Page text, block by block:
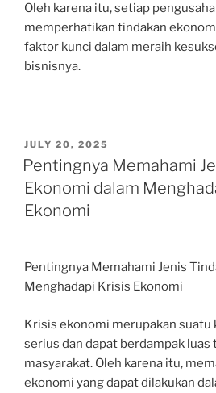
Oleh karena itu, setiap
memperhatikan tindakan
faktor kunci dalam meraih
bisnisnya.
POSTED
ON
JULY 20, 2025
Pentingnya Memahami
Ekonomi dalam
Ekonomi
Pentingnya Memahami Jenis
Menghadapi Krisis Ekonomi
Krisis ekonomi merupakan suatu
serius dan dapat berdampak luas
masyarakat. Oleh karena itu,
ekonomi yang dapat dilakukan